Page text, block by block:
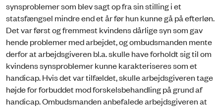
synsproblemer som blev sagt op fra sin stilling i et
statsfængsel mindre end et år før hun kunne gå på efterløn.
Det var først og fremmest kvindens dårlige syn som gav
hende problemer med arbejdet, og ombudsmanden mente
derfor at arbejdsgiveren bl.a. skulle have forholdt sig til om
kvindens synsproblemer kunne karakteriseres som et
handicap. Hvis det var tilfældet, skulle arbejdsgiveren tage
højde for forbuddet mod forskelsbehandling på grund af
handicap. Ombudsmanden anbefalede arbejdsgiveren at